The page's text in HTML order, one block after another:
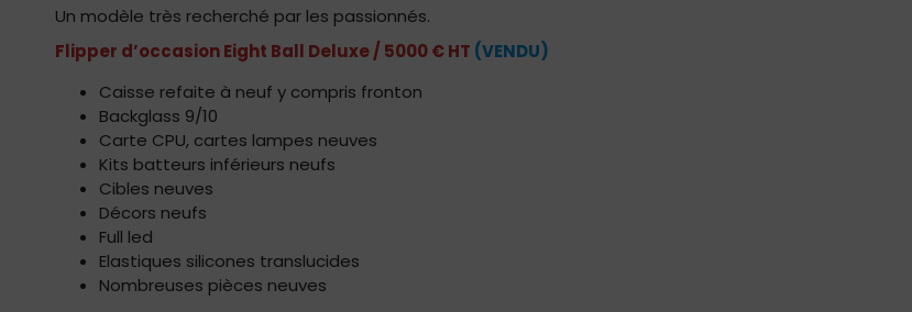
Un modèle très recherché par les passionnés.
Flipper d’occasion Eight Ball Deluxe / 5000 € HT (VENDU)
Caisse refaite à neuf y compris fronton
Backglass 9/10
Carte CPU, cartes lampes neuves
Kits batteurs inférieurs neufs
Cibles neuves
Décors neufs
Full led
Elastiques silicones translucides
Nombreuses pièces neuves